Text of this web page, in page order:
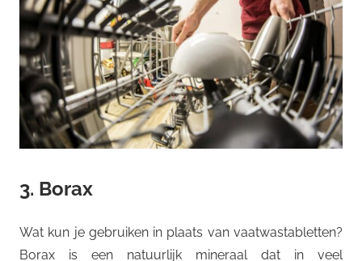
3. Borax
Wat kun je gebruiken in plaats van vaatwastabletten?
Borax is een natuurlijk mineraal dat in veel